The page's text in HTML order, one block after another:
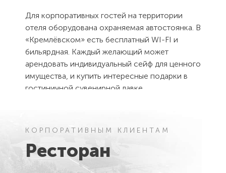
Для корпоративных гостей на территории
отеля оборудована охраняемая автостоянка. В
«Кремлёвском» есть бесплатный WI-FI и
бильярдная. Каждый желающий может
арендовать индивидуальный сейф для ценного
имущества, и купить интересные подарки в
гостиничной сувенирной лавке.
КОРПОРАТИВНЫМ КЛИЕНТАМ
Ресторан